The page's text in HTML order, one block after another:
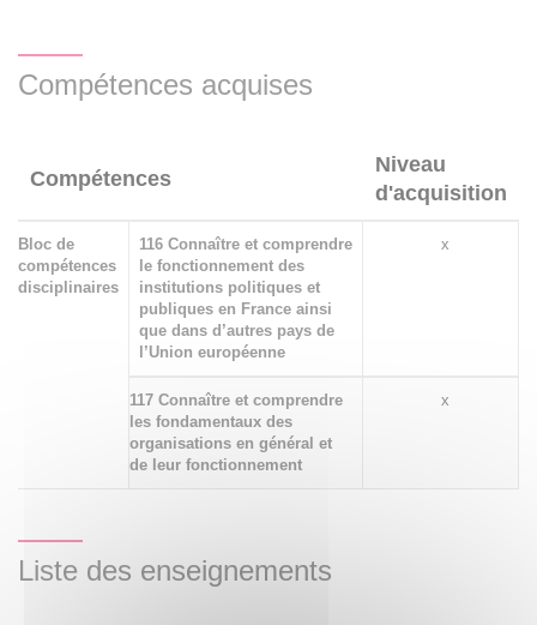
Compétences acquises
Compétences
Niveau
d'acquisition
Bloc de
compétences
disciplinaires
116 Connaître et comprendre
le fonctionnement des
institutions politiques et
publiques en France ainsi
que dans d’autres pays de
l’Union européenne
x
117 Connaître et comprendre
les fondamentaux des
organisations en général et
de leur fonctionnement
x
Liste des enseignements